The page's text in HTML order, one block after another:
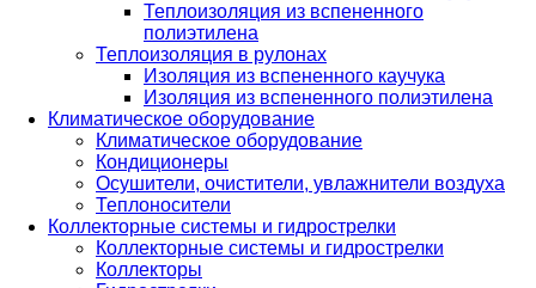
Теплоизоляция из вспененного
полиэтилена
Теплоизоляция в рулонах
Изоляция из вспененного каучука
Изоляция из вспененного полиэтилена
Климатическое оборудование
Климатическое оборудование
Кондиционеры
Осушители, очистители, увлажнители воздуха
Теплоносители
Коллекторные системы и гидрострелки
Коллекторные системы и гидрострелки
Коллекторы